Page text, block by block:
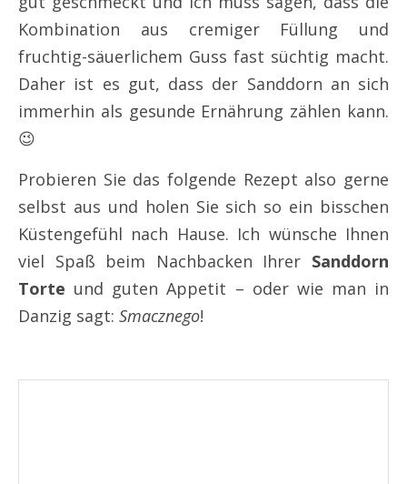
Kombination aus cremiger Füllung und
fruchtig-säuerlichem Guss fast süchtig macht.
Daher ist es gut, dass der Sanddorn an sich
immerhin als gesunde Ernährung zählen kann.
😉
Probieren Sie das folgende Rezept also gerne
selbst aus und holen Sie sich so ein bisschen
Küstengefühl nach Hause. Ich wünsche Ihnen
viel Spaß beim Nachbacken Ihrer Sanddorn
Torte und guten Appetit – oder wie man in
Danzig sagt: Smacznego!